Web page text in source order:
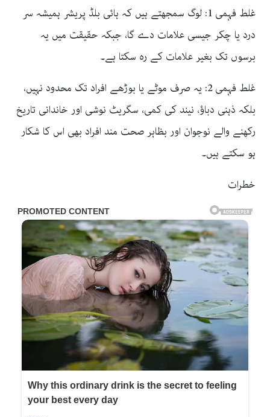
غلط فہمی 1: لوگ سمجھتے ہیں کہ ہائی بلڈ پریشر ہمیشہ سر
درد یا چکر جیسی علامات دے گا، جبکہ حقیقت میں یہ
برسوں تک بغیر علامات کے رہ سکتا ہے۔
غلط فہمی 2: یہ صرف موٹے یا بوڑھے افراد تک محدود نہیں،
بلکہ ذہنی دباؤ، نیند کی کمی، سگریٹ نوشی اور خاندانی تاریخ
رکھنے والے نوجوان اور بظاہر صحت مند افراد بھی اس کا شکار
ہو سکتے ہیں۔
خطرات